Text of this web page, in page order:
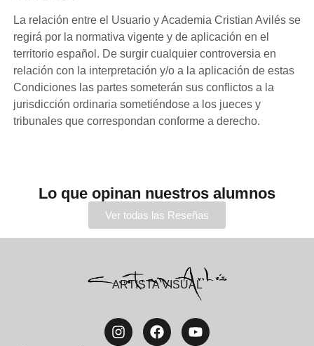
La relación entre el Usuario yAcademia Cristian Avilésse
regirá por la normativa vigente y de aplicación en el
territorio español. De surgir cualquier controversia en
relación con la interpretación y/o a la aplicación de estas
Condiciones las partes someterán sus conflictos a la
jurisdicción ordinaria sometiéndose a los jueces y
tribunales que correspondan conforme a derecho.
Lo que opinan nuestros alumnos
Ver todas las Reseñas
ARTISTA VISUAL